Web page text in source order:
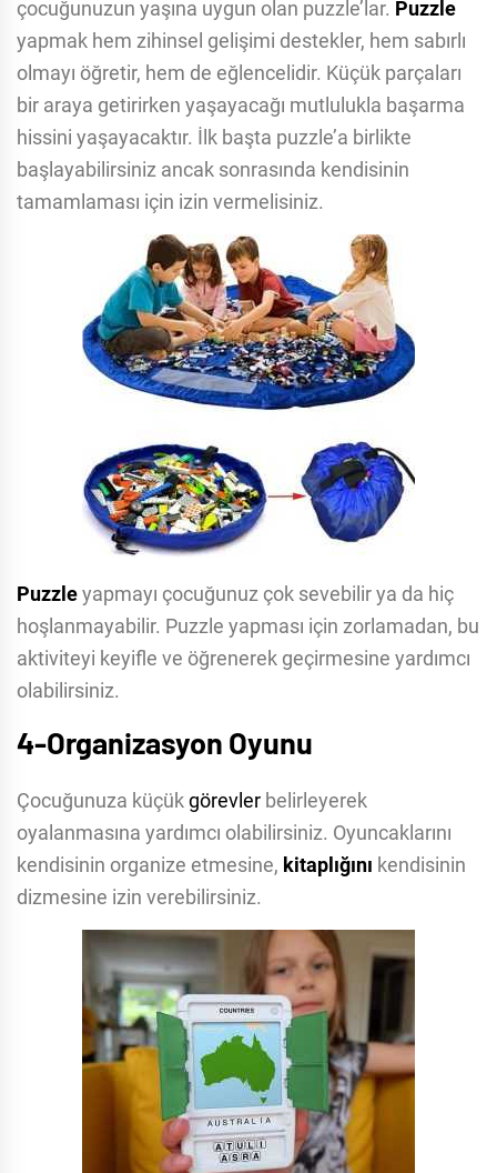
çocuğunuzun yaşına uygun olan puzzle’lar. Puzzle
yapmak hem zihinsel gelişimi destekler, hem sabırlı
olmayı öğretir, hem de eğlencelidir. Küçük parçaları
bir araya getirirken yaşayacağı mutlulukla başarma
hissini yaşayacaktır. İlk başta puzzle’a birlikte
başlayabilirsiniz ancak sonrasında kendisinin
tamamlaması için izin vermelisiniz.
Puzzleyapmayı çocuğunuz çok sevebilir ya da hiç
hoşlanmayabilir. Puzzle yapması için zorlamadan, bu
aktiviteyi keyifle ve öğrenerek geçirmesine yardımcı
olabilirsiniz.
4-Organizasyon Oyunu
Çocuğunuza küçükgörevler belirleyerek
oyalanmasına yardımcı olabilirsiniz. Oyuncaklarını
kendisinin organize etmesine, kitaplığını kendisinin
dizmesine izin verebilirsiniz.